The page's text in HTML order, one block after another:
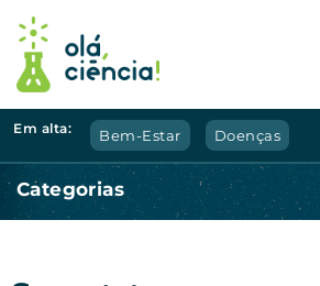
Em alta: Bem-Estar Doenças
Categorias